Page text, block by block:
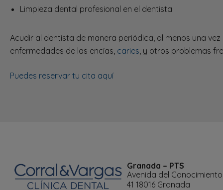
Limpieza dental profesional en el dentista
Acudir al dentista de manera periódica, al menos una
enfermedades de las encías, caries, y otros problemas
Puedes reservar tu cita aquí
Granada – PTS
Avenida del
41 18016 Granada